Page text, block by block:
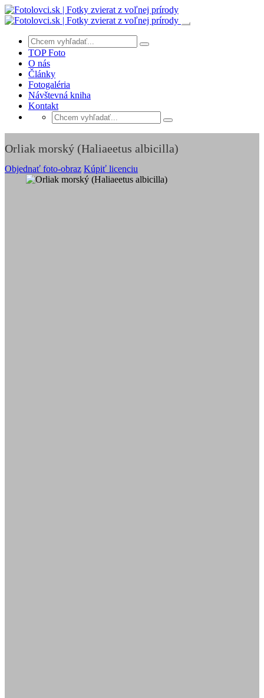
TOP Foto
O nás
Články
Fotogaléria
Návštevná kniha
Kontakt
Orliak morský (Haliaeetus albicilla)
Objednať foto-obraz Kúpiť licenciu